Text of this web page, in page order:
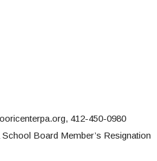
412-450-0980
Board Member’s Resignation